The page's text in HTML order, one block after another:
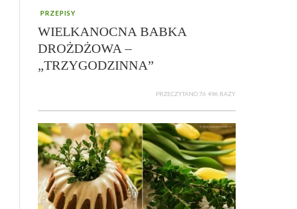
PRZEPISY
WIELKANOCNA BABKA
DROŻDŻOWA –
„TRZYGODZINNA”
PRZECZYTANO 76 496 RAZY